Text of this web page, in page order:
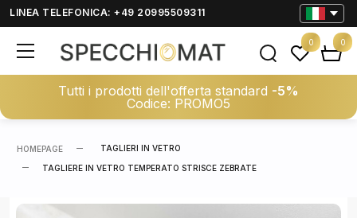
LINEA TELEFONICA: +49 20995509311
Tutti i prodotti dell'offerta standard -5%
Codice: PROMO5
0 0
HOMEPAGE TAGLIERI IN VETRO
TAGLIERE IN VETRO TEMPERATO STRISCE ZEBRATE